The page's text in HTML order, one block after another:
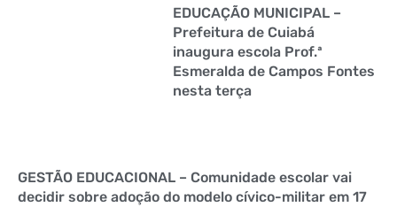
EDUCAÇÃO MUNICIPAL –
Prefeitura de Cuiabá
inaugura escola Prof.ª
Esmeralda de Campos Fontes
nesta terça
GESTÃO EDUCACIONAL – Comunidade escolar vai
decidir sobre adoção do modelo cívico-militar em 17